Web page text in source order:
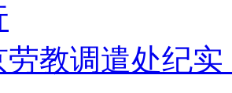
教调遣处纪实